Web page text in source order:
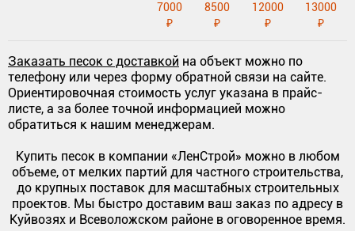
7000
₽
8500
₽
12000
₽
13000
₽
Заказать песок с доставкой на объект можно по
телефону или через форму обратной связи на сайте.
Ориентировочная стоимость услуг указана в прайс-
листе, а за более точной информацией можно
обратиться к нашим менеджерам.
Купить песок в компании «ЛенСтрой» можно в любом
объеме, от мелких партий для частного строительства,
до крупных поставок для масштабных строительных
проектов. Мы быстро доставим ваш заказ по адресу в
Куйвозях и Всеволожском районе в оговоренное время.